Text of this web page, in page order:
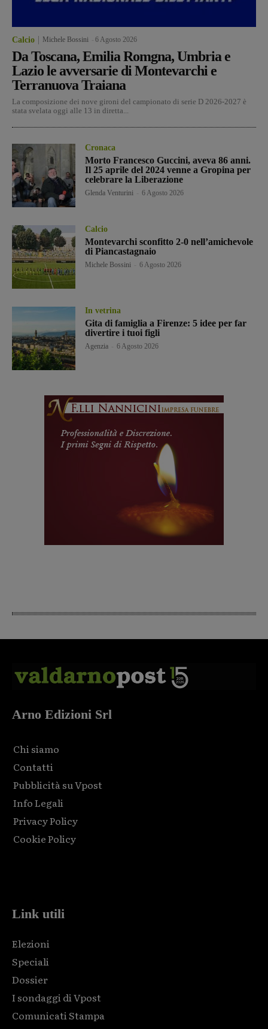
Calcio Michele Bossini 6 Agosto 2026
Da Toscana, Emilia Romgna, Umbria e
Lazio le avversarie di Montevarchi e
Terranuova Traiana
La composizione dei nove gironi del campionato di serie D 2026-2027 è
stata svelata oggi alle 13 in diretta...
Cronaca
Morto Francesco Guccini, aveva 86 anni.
Il 25 aprile del 2024 venne a Gropina per
celebrare la Liberazione
Glenda Venturini 6 Agosto 2026
Calcio
Montevarchi sconfitto 2-0 nell’amichevole
di Piancastagnaio
Michele Bossini 6 Agosto 2026
In vetrina
Gita di famiglia a Firenze: 5 idee per far
divertire i tuoi figli
Agenzia 6 Agosto 2026
Arno Edizioni Srl
Chi siamo
Contatti
Pubblicità su Vpost
Info Legali
Privacy Policy
Cookie Policy
Link utili
Elezioni
Speciali
Dossier
I sondaggi di Vpost
Comunicati Stampa